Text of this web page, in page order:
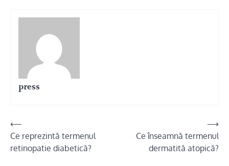
press
Navigare
în
articole
⟵
Ce reprezintă termenul
retinopatie diabetică?
Ce înseamnă termenul
dermatită atopică?
⟶